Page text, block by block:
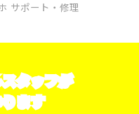
サポート・修理
タッフが
ます